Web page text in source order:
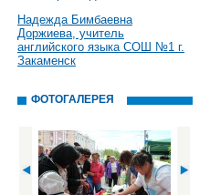
Надежда Бимбаевна
Доржиева, учитель
английского языка СОШ №1 г.
Закаменск
ФОТОГАЛЕРЕЯ